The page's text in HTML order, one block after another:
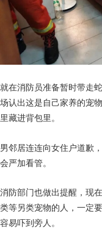
就在消防员准备暂时带走
场认出这是自己家养的宠
里藏进背包里。
男邻居连连向女住户道歉
会严加看管。
消防部门也做出提醒，现
类等另类宠物的人，一定
容易吓到旁人。